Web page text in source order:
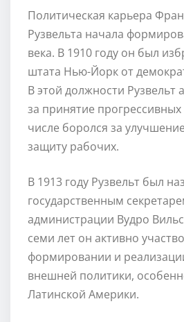
Политическая карьера
Рузвельта начала
века. В 1910 году он был
штата Нью-Йорк от
В этой должности Рузвельт
за принятие
числе боролся за
защиту рабочих.
В 1913 году Рузвельт был
государственным
администрации Вудро
семи лет он активно
формировании и
внешней политики,
Латинской Америки.